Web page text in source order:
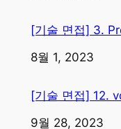
[기술 면접] 3.
일자
8월 1, 2023
[기술 면접] 12.
일자
9월 28, 2023